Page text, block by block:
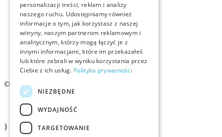
Członkostwo
Kontakt
Logo ZMID
© 2026 ZMiD.org.pl
Polityka prywatności ZMID
}
personalizacji treści, reklam i analizy
naszego ruchu. Udostępniamy również
informacje o tym, jak korzystasz z naszej
witryny, naszym partnerom reklamowym i
analitycznym, którzy mogą łączyć je z
innymi informacjami, które im przekazałeś
lub które zebrali w wyniku korzystania przez
Ciebie z ich usług. Polityka prywatności
NIEZBĘDNE
WYDAJNOŚĆ
TARGETOWANIE